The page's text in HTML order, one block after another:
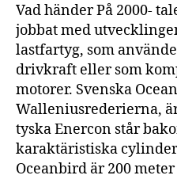
Vad händer På 2000-
jobbat med
lastfartyg, som
drivkraft eller som
motorer. Svenska
Walleniusrederierna,
tyska Enercon står
karaktäristiska
Oceanbird är 200